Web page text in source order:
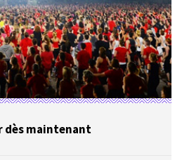
dès maintenant